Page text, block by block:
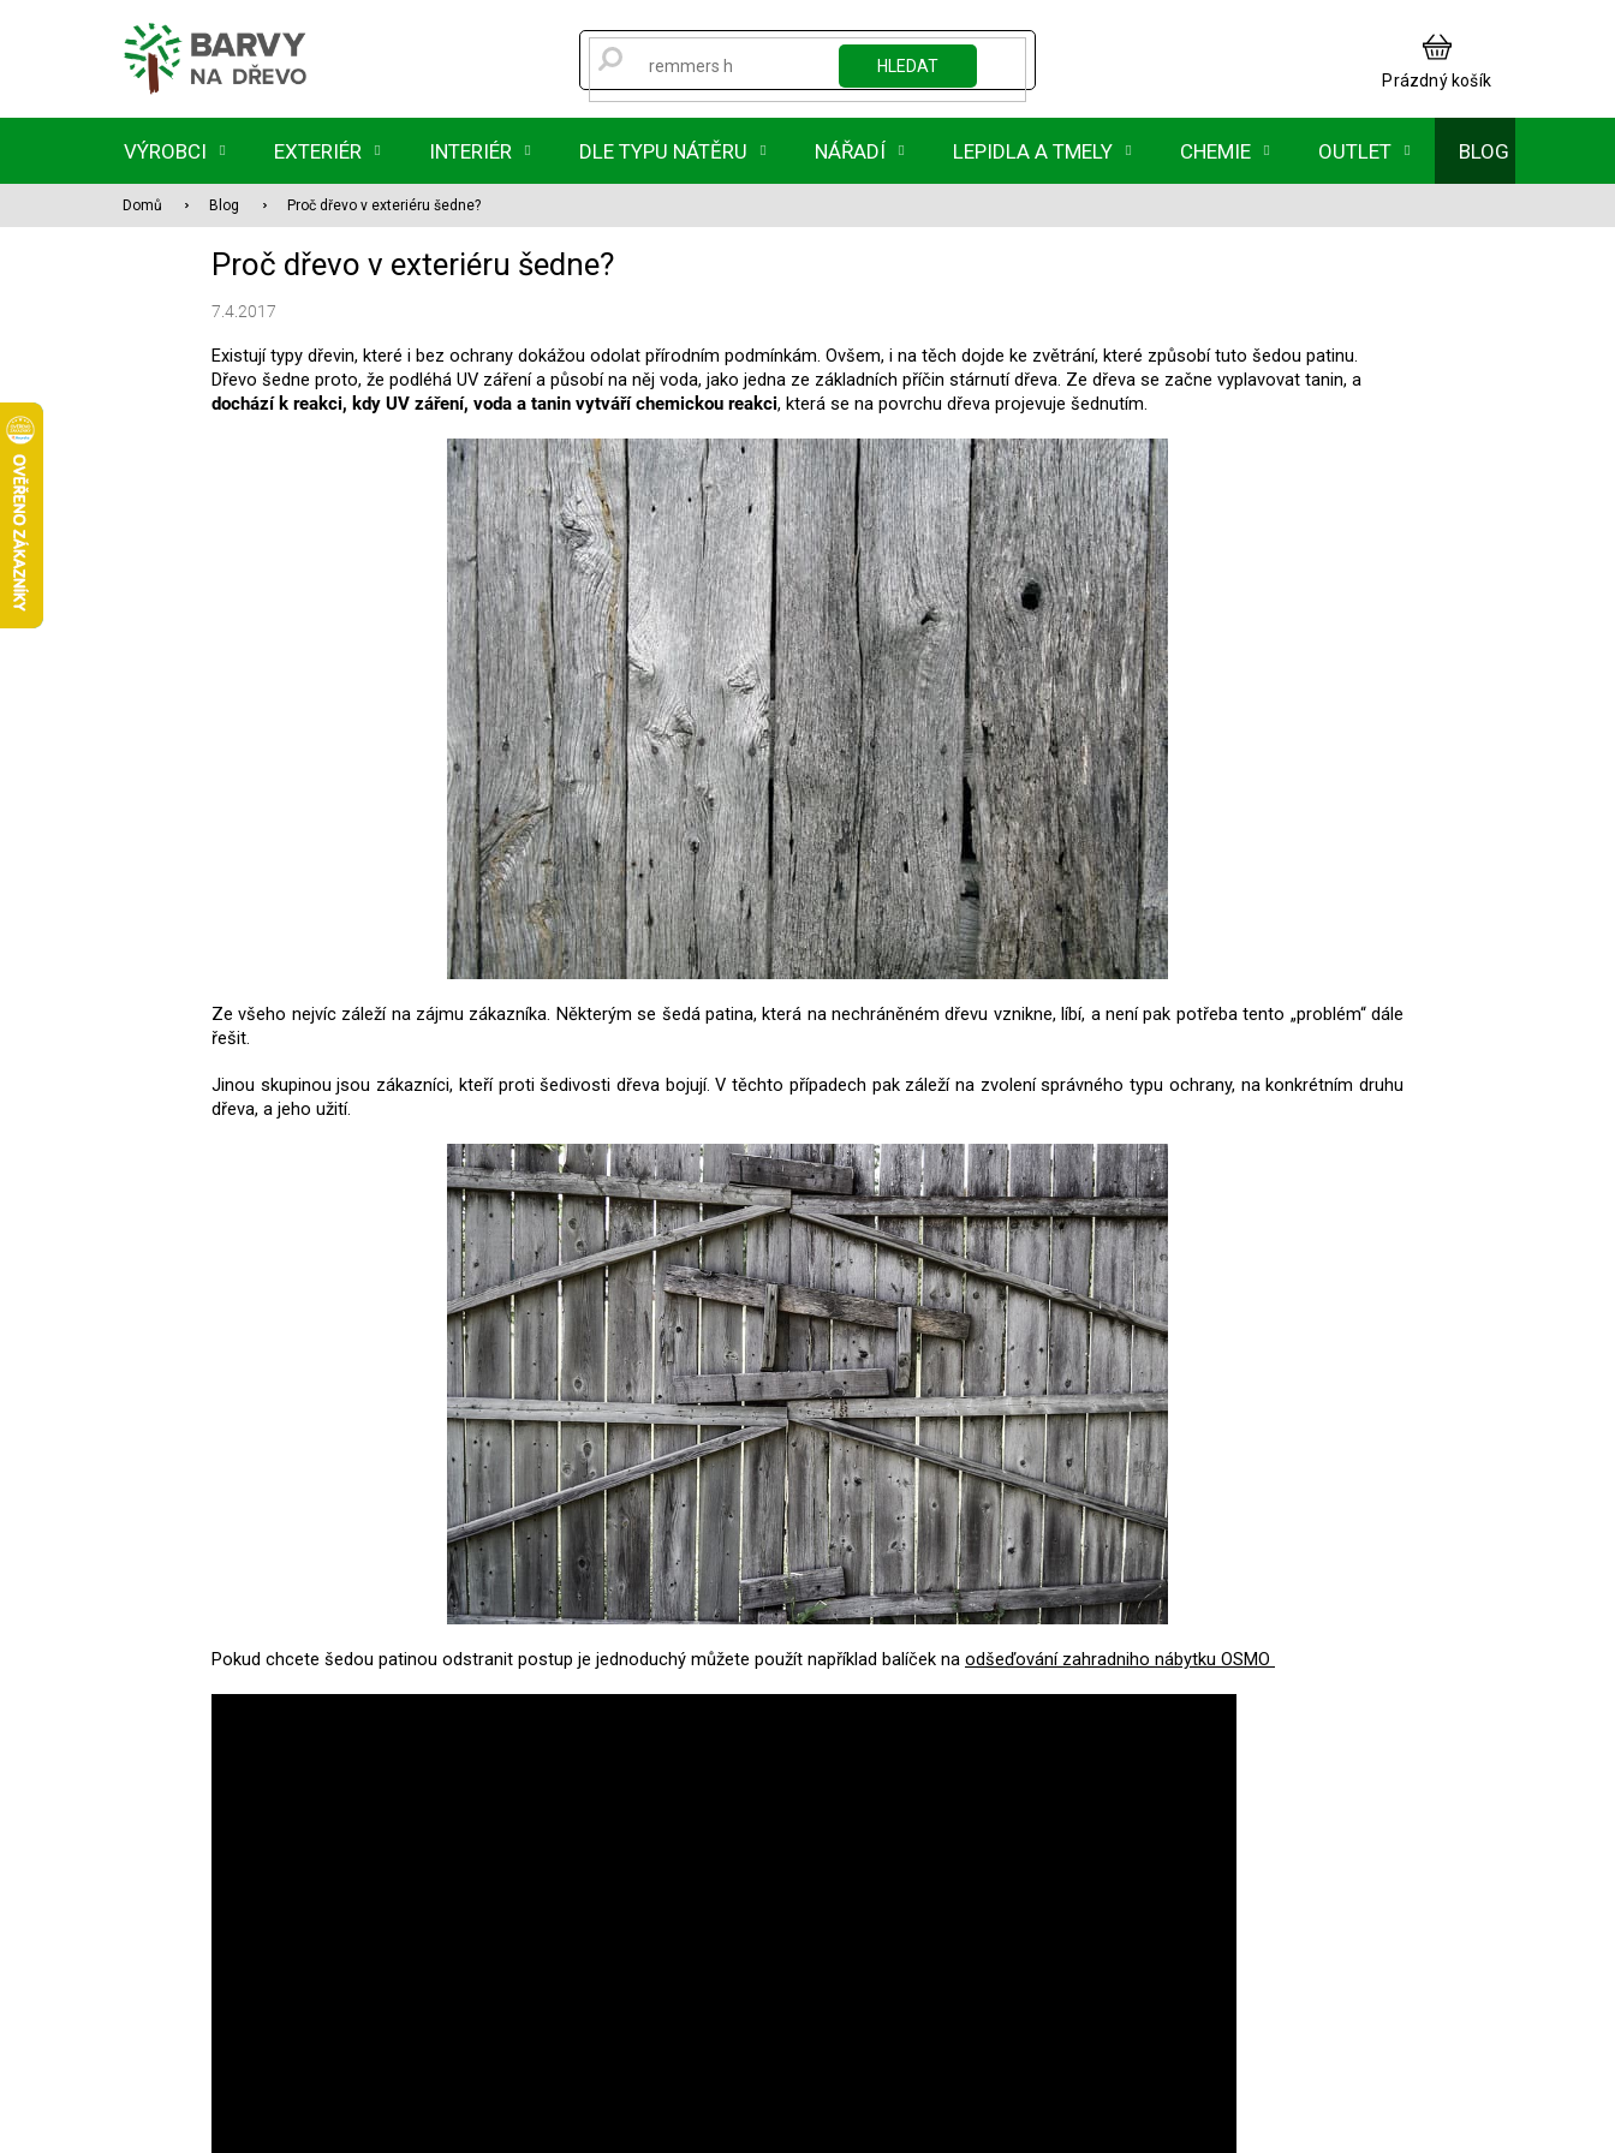
HLEDAT
NÁKUPNÍ
KOŠÍK
Prázdný košík
VÝROBCI EXTERIÉR INTERIÉR DLE TYPU NÁTĚRU NÁŘADÍ LEPIDLA A TMELY CHEMIE OUTLET BLOG
Domů Blog Proč dřevo v exteriéru šedne?
Proč dřevo v exteriéru šedne?
7.4.2017
Existují typy dřevin, které i bez ochrany dokážou odolat přírodním podmínkám. Ovšem, i na těch dojde ke zvětrání, které způsobí tuto šedou patinu.
Dřevo šedne proto, že podléhá UV záření a působí na něj voda, jako jedna ze základních příčin stárnutí dřeva. Ze dřeva se začne vyplavovat tanin, a
dochází k reakci, kdy UV záření, voda a tanin vytváří chemickou reakci, která se na povrchu dřeva projevuje šednutím.
Ze všeho nejvíc záleží na zájmu zákazníka. Některým se šedá patina, která na nechráněném dřevu vznikne, líbí, a není pak potřeba tento „problém“ dále
řešit.
Jinou skupinou jsou zákazníci, kteří proti šedivosti dřeva bojují. V těchto případech pak záleží na zvolení správného typu ochrany, na konkrétním druhu
dřeva, a jeho užití.
Pokud chcete šedou patinou odstranit postup je jednoduchý můžete použít například balíček na odšeďování zahradniho nábytku OSMO